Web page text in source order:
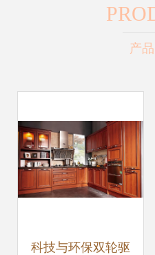
产
科技与环保双轮驱